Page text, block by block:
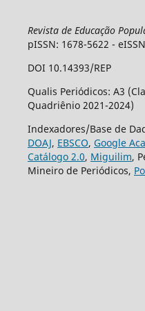
Revista de Educação
pISSN: 1678-5622 -
DOI 10.14393/REP
Qualis Periódicos: A3
Quadriênio 2021-2024)
Indexadores/Base de
DOAJ, EBSCO, Google
Catálogo 2.0, Miguilim,
Mineiro de Periódicos,